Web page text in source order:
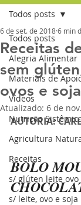
Todos posts
Alegria Alimentar
Materiais de
Vídeos
Nutrição
Agricultura
Receitas
s/ glúten leite ovo
s/ leite, ovo e soja
Todos posts
Receitas
sem
ovos e
6 de set. de 20186 min
Atualizado: 6 de
AUTORIA:
BOLO